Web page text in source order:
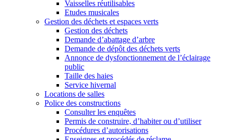
Vaisselles réutilisables
Etudes musicales
Gestion des déchets et espaces verts
Gestion des déchets
Demande d’abattage d’arbre
Demande de dépôt des déchets verts
Annonce de dysfonctionnement de l’éclairage
public
Taille des haies
Service hivernal
Locations de salles
Police des constructions
Consulter les enquêtes
Permis de construire, d’habiter ou d’utiliser
Procédures d’autorisations